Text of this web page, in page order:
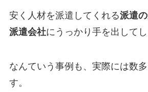
安く人材を派遣してくれる派遣
派遣会社にうっかり手を出して
なんていう事例も、実際には数
す。